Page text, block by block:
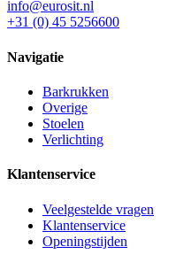
info@eurosit.nl
+31 (0) 45 5256600
Navigatie
Barkrukken
Overige
Stoelen
Verlichting
Klantenservice
Veelgestelde vragen
Klantenservice
Openingstijden